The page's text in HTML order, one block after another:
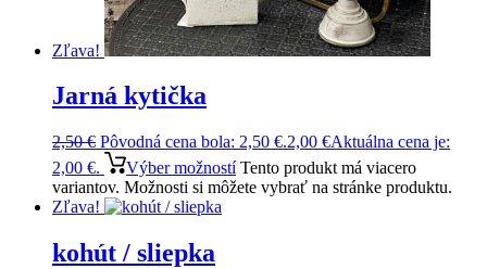
Zľava!
Jarná kytička
2,50€ Pôvodná cena bola: 2,50 €.2,00 €Aktuálna cena je:
2,00 €.
Výber možností Tento produkt má viacero
variantov. Možnosti si môžete vybrať na stránke produktu.
Zľava!
kohút / sliepka